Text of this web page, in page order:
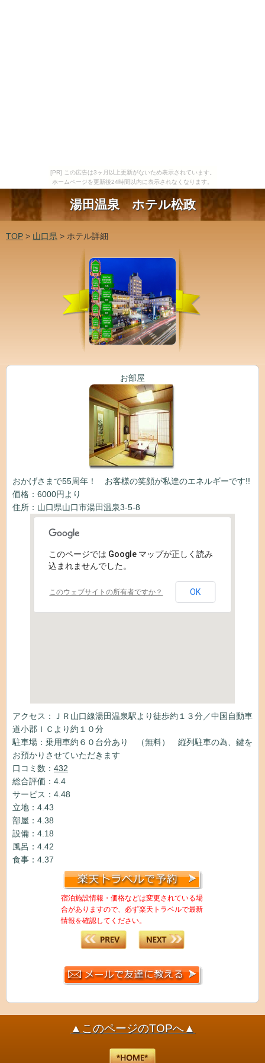
[PR] この広告は3ヶ月以上更新がないため表示されています。
ホームページを更新後24時間以内に表示されなくなります。
湯田温泉 ホテル松政
TOP > 山口県 > ホテル詳細
お部屋
おかげさまで55周年！ お客様の笑顔が私達のエネルギーです!!
価格：6000円より
住所：山口県山口市湯田温泉3-5-8
このページでは Google マップが正しく読み
込まれませんでした。
このウェブサイトの所有者ですか？ OK
アクセス：ＪＲ山口線湯田温泉駅より徒歩約１３分／中国自動車
道小郡ＩＣより約１０分
駐車場：乗用車約６０台分あり （無料） 縦列駐車の為、鍵を
お預かりさせていただきます
口コミ数： 432
総合評価：4.4
サービス：4.48
立地：4.43
部屋：4.38
設備：4.18
風呂：4.42
食事：4.37
宿泊施設情報・価格などは変更されている場
合がありますので、必ず楽天トラベルで最新
情報を確認してください。
▲このページのTOPへ▲